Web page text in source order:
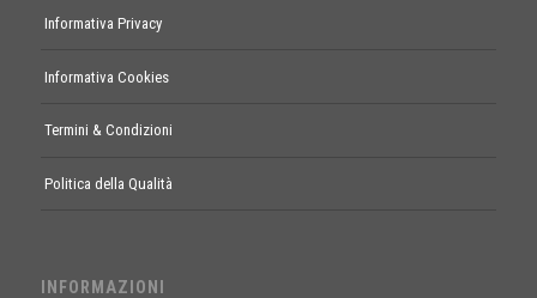
Informativa Privacy
Informativa Cookies
Termini & Condizioni
Politica della Qualità
INFORMAZIONI